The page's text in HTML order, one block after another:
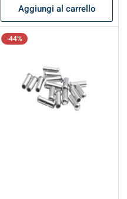
Aggiungi al carrello
-44%